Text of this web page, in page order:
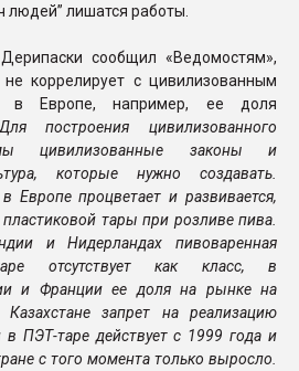
людей” лишатся работы.
сообщил «Ведомостям»,
коррелирует с цивилизованным
в Европе, например, ее доля
построения цивилизованного
цивилизованные законы и
которые нужно создавать.
Европе процветает и развивается,
пластиковой тары при розливе пива.
и Нидерландах пивоваренная
отсутствует как класс, в
и Франции ее доля на рынке на
запрет на реализацию
в ПЭТ-таре действует с 1999 года и
с того момента только выросло.